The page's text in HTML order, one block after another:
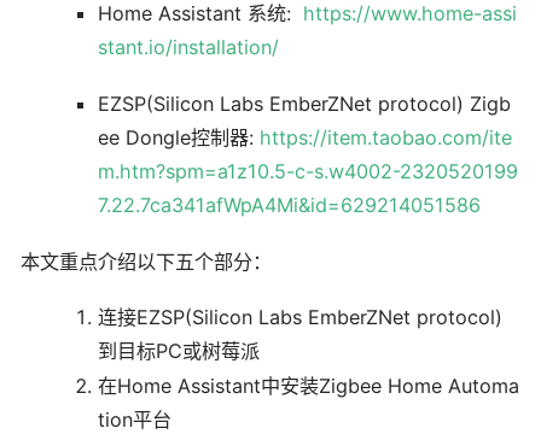
Home Assistant 系统: https://www.home-assi
stant.io/installation/
EZSP(Silicon Labs EmberZNet protocol) Zigb
ee Dongle控制器: https://item.taobao.com/ite
m.htm?spm=a1z10.5-c-s.w4002-2320520199
7.22.7ca341afWpA4Mi&id=629214051586
本文重点介绍以下五个部分：
连接EZSP(Silicon Labs EmberZNet protocol)
到目标PC或树莓派
在Home Assistant中安装Zigbee Home Automa
tion平台